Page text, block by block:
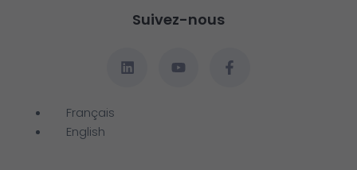
Suivez-nous
Français
English